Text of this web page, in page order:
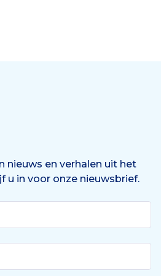
nieuws en verhalen uit het
u in voor onze nieuwsbrief.